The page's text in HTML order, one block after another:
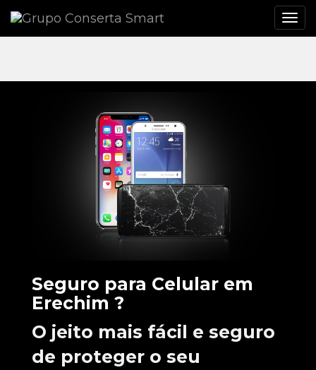
Seguro para Celular em
Erechim ?
O jeito mais fácil e seguro
de proteger o seu